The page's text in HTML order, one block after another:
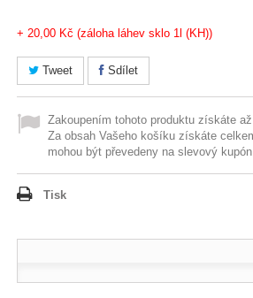
+ 20,00 Kč (záloha láhev sklo 1l (KH))
Tweet Sdílet
Zakoupením tohoto produktu získáte
Za obsah Vašeho košíku získáte
mohou být převedeny na slevový
Tisk